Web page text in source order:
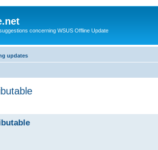
concerning WSUS Offline Update
updates